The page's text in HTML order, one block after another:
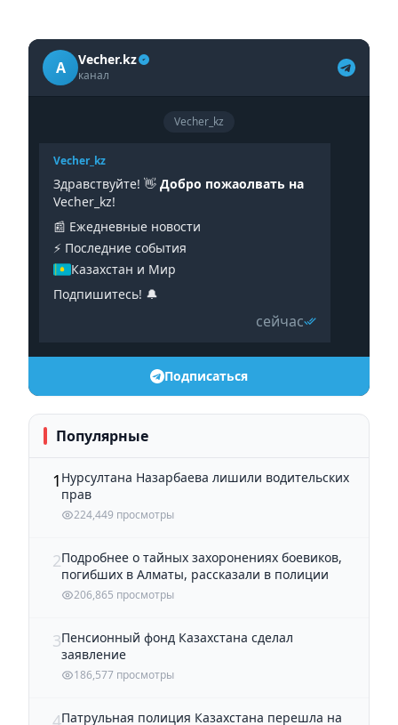
A Vecher.kz
канал
Vecher_kz
Vecher_kz
Здравствуйте! 👋 Добро пожаолвать на
Vecher_kz!
📰 Ежедневные новости
⚡️ Последние события
Казахстан и Мир
Подпишитесь! 🔔
сейчас
Подписаться
Популярные
1 Нурсултана Назарбаева лишили водительских
прав
224,449 просмотры
2Подробнее о тайных захоронениях боевиков,
погибших в Алматы, рассказали в полиции
206,865 просмотры
3Пенсионный фонд Казахстана сделал
заявление
186,577 просмотры
4Патрульная полиция Казахстана перешла на